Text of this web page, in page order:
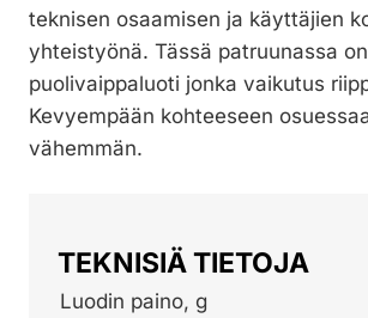
teknisen osaamisen ja käyttäjien
yhteistyönä. Tässä patruunassa on
puolivaippaluoti jonka vaikutus
Kevyempään kohteeseen
vähemmän.
TEKNISIÄ TIETOJA
Luodin paino, g